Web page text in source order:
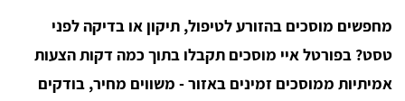
מחפשים מוסכים בהזורע לטיפול, תיקון או בדיקה לפני
טסט? בפורטל איי מוסכים תקבלו בתוך כמה דקות הצעות
אמיתיות ממוסכים זמינים באזור - משווים מחיר, בודקים